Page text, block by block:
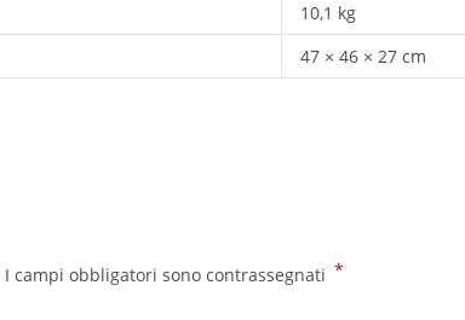
10,1 kg
47 × 46 × 27 cm
I campi obbligatori sono contrassegnati *